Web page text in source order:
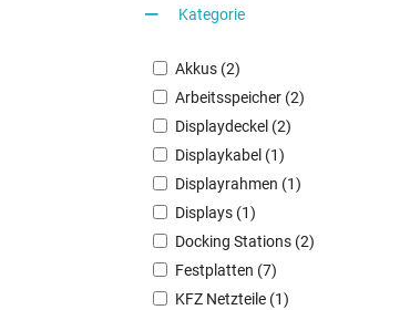
Kategorie
Akkus (2)
Arbeitsspeicher (2)
Displaydeckel (2)
Displaykabel (1)
Displayrahmen (1)
Displays (1)
Docking Stations (2)
Festplatten (7)
KFZ Netzteile (1)